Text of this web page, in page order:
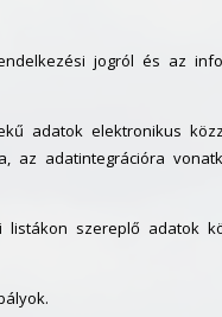
jogról és az
adatok elektronikus
az adatintegrációra
listákon szereplő adatok